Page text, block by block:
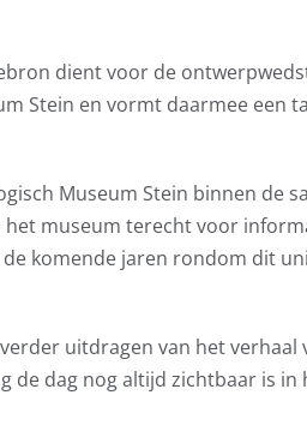
dient voor de
Stein en vormt daarmee een
Museum Stein binnen de
museum terecht voor
komende jaren rondom dit
uitdragen van het verhaal
de dag nog altijd zichtbaar is